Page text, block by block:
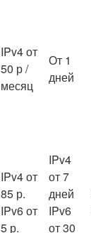
IPv4 от
50 р /
месяц
От 1
дней
IPv4 от
85 р.
IPv6 от
5 р.
IPv4
от 7
дней
IPv6
от 30